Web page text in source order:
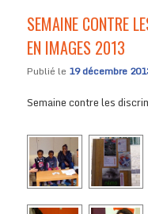
SEMAINE CONTRE
EN IMAGES 2013
Publié le 19 décembre
Semaine contre les